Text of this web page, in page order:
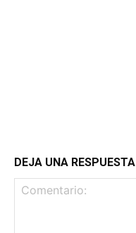
DEJA UNA RESPUESTA